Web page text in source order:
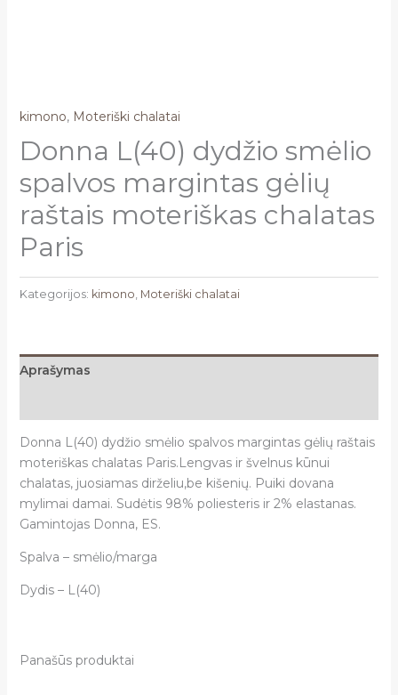
kimono, Moteriški chalatai
Donna L(40) dydžio smėlio
spalvos margintas gėlių
raštais moteriškas chalatas
Paris
Kategorijos: kimono Moteriški chalatai
Aprašymas
Donna L(40) dydžio smėlio spalvos margintas gėlių raštais
moteriškas chalatas Paris.Lengvas ir švelnus kūnui
chalatas, juosiamas dirželiu,be kišenių. Puiki dovana
mylimai damai. Sudėtis 98% poliesteris ir 2% elastanas.
Gamintojas Donna, ES.
Spalva – smėlio/marga
Dydis – L(40)
Panašūs produktai